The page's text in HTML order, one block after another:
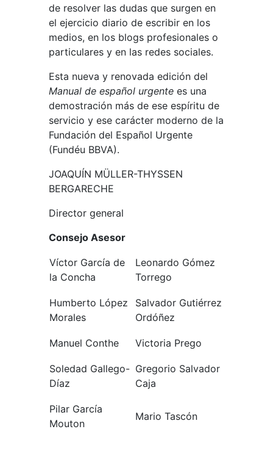
de resolver las dudas que surgen en
el ejercicio diario de escribir en los
medios, en los blogs profesionales o
particulares y en las redes sociales.
Esta nueva y renovada edición del
Manual de español urgente es una
demostración más de ese espíritu de
servicio y ese carácter moderno de la
Fundación del Español Urgente
(Fundéu BBVA).
JOAQUÍN MÜLLER-THYSSEN
BERGARECHE
Director general
Consejo Asesor
Víctor García de
la Concha
Leonardo Gómez
Torrego
Humberto López
Morales
Salvador Gutiérrez
Ordóñez
Manuel Conthe Victoria Prego
Soledad Gallego-
Díaz
Gregorio Salvador
Caja
Pilar García
Mouton
Mario Tascón